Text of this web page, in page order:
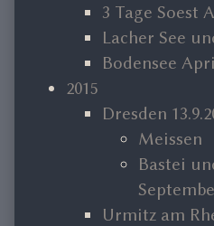
3 Tage Soest
Lacher See
Bodensee
2015
Dresden
Meissen
Bastei
Urmitz am